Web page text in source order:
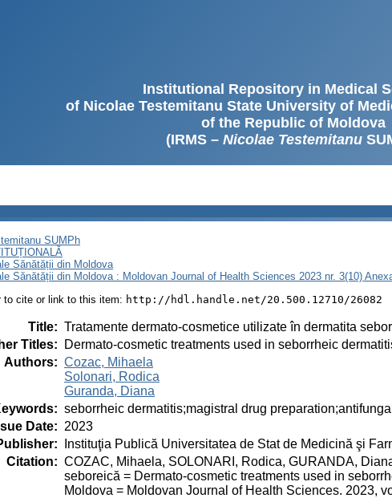
Institutional Repository in Medical
of Nicolae Testemitanu State University of
of the Republic of Moldova
(IRMS – Nicolae Testemitanu
SUMPh
Sănătății din Moldova
Sănătății din Moldova : Moldovan Journal of Health Sciences 2023 nr. 3(10)
to cite or link to this item: http://hdl.handle.net/20.500.12710/26082
Title: Tratamente dermato-cosmetice utilizate în dermatita
Titles:
Dermato-cosmetic treatments used in seborrheic
Authors: Cozac, Mihaela
Solonari, Rodica
Guranda, Diana
: seborrheic dermatitis;magistral drug
Date: 2023
:
Instituţia Publică Universitatea de Stat de Medicină şi
Citation: COZAC, Mihaela, SOLONARI, Rodica, GURANDA,
seboreică = Dermato-cosmetic treatments used in
Moldova = Moldovan Journal of Health Sciences. 2023,